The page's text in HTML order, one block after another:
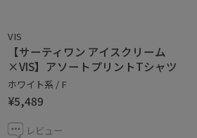
VIS
【サーティワン アイスクリーム
×VIS】アソートプリントTシャツ
ホワイト系 / F
¥5,489
レビュー